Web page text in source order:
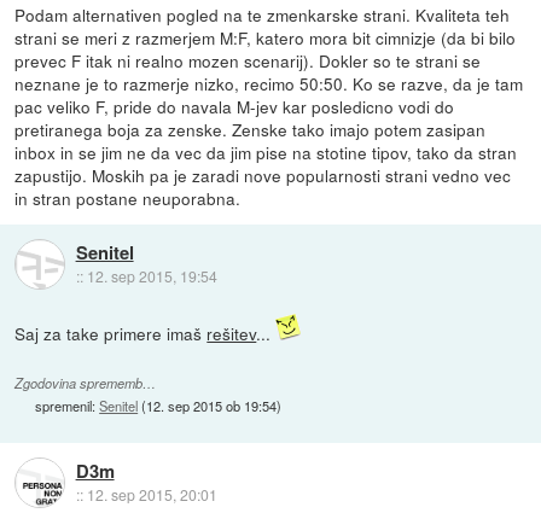
Podam alternativen pogled na te zmenkarske strani. Kvaliteta teh
strani se meri z razmerjem M:F, katero mora bit cimnizje (da bi bilo
prevec F itak ni realno mozen scenarij). Dokler so te strani se
neznane je to razmerje nizko, recimo 50:50. Ko se razve, da je tam
pac veliko F, pride do navala M-jev kar posledicno vodi do
pretiranega boja za zenske. Zenske tako imajo potem zasipan
inbox in se jim ne da vec da jim pise na stotine tipov, tako da stran
zapustijo. Moskih pa je zaradi nove popularnosti strani vedno vec
in stran postane neuporabna.
Senitel
:: 12. sep 2015, 19:54
Saj za take primere imaš rešitev...
Zgodovina sprememb…
spremenil:Senitel(12. sep 2015 ob 19:54)
D3m
:: 12. sep 2015, 20:01